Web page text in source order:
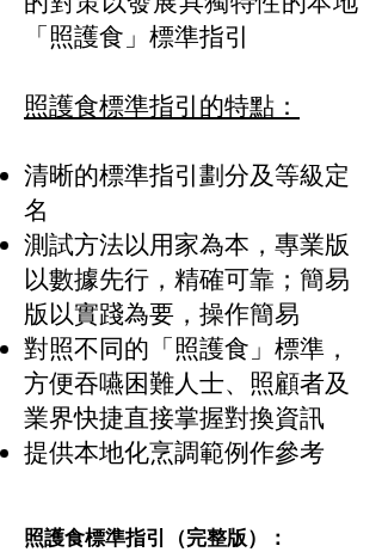
「照護食」標準指引
照護食標準指引的特點：
清晰的標準指引劃分及等級定
名
測試方法以用家為本，專業版
以數據先行，精確可靠；簡易
版以實踐為要，操作簡易
對照不同的「照護食」標準，
方便吞嚥困難人士、照顧者及
業界快捷直接掌握對換資訊
提供本地化烹調範例作參考
照護食標準指引（完整版）：